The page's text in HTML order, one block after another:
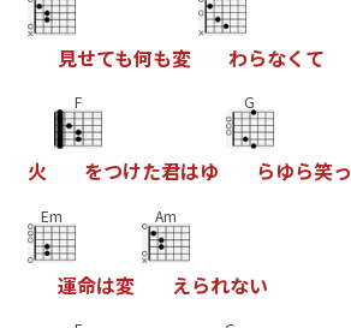
見せても何も変 わらなく て
火
F
をつけた君はゆ
G
らゆら笑っ
Em
運命は変
Am
えられない